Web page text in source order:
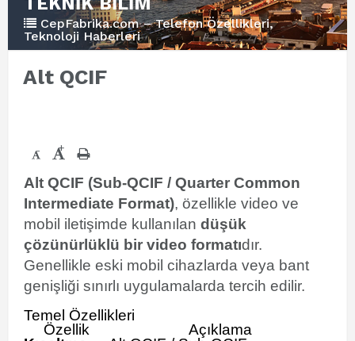
CepFabrika.com – Telefon Özellikleri,
Teknoloji Haberleri
Alt QCIF
- +
Alt QCIF (Sub-QCIF / Quarter Common
Intermediate Format), özellikle video ve
mobil iletişimde kullanılan düşük
çözünürlüklü bir video formatıdır.
Genellikle eski mobil cihazlarda veya bant
genişliği sınırlı uygulamalarda tercih edilir.
Temel Özellikleri
Özellik
Açıklama